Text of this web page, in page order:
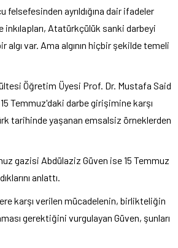
felsefesinden ayrıldığına dair ifadeler
inkılapları, Atatürkçülük sanki darbeyi
algı var. Ama algının hiçbir şekilde temeli
Öğretim Üyesi Prof. Dr. Mustafa Said
Temmuz'daki darbe girişimine karşı
tarihinde yaşanan emsalsiz örneklerden
gazisi Abdülaziz Güven ise 15 Temmuz
anlattı.
karşı verilen mücadelenin, birlikteliğin
gerektiğini vurgulayan Güven, şunları